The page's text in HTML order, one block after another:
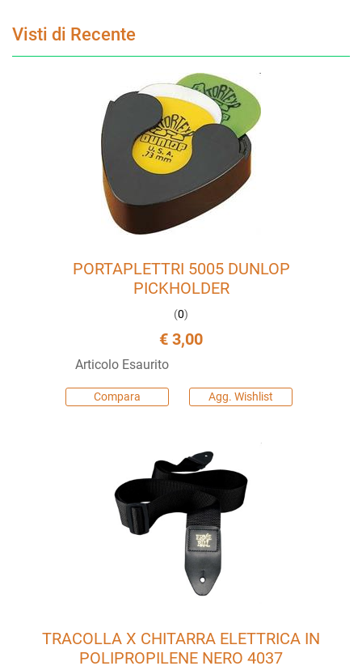
Visti di Recente
PORTAPLETTRI 5005 DUNLOP
PICKHOLDER
(0)
€ 3,00
Articolo Esaurito
Compara Agg. Wishlist
TRACOLLA X CHITARRA ELETTRICA IN
POLIPROPILENE NERO 4037